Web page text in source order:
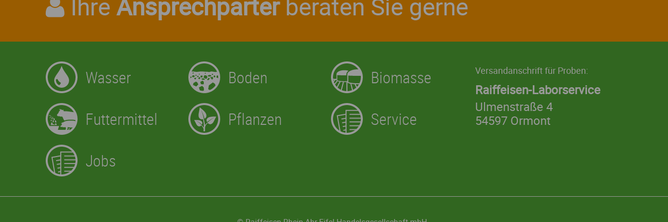
Wasser Boden
Biomasse
Futtermittel
Pflanzen
Service
Jobs
Versandanschrift für Proben:
Raiffeisen-Laborservice
Ulmenstraße 4
54597 Ormont